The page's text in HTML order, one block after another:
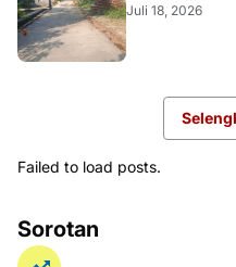
Juli 18, 2026
Failed to load posts.
Sorotan